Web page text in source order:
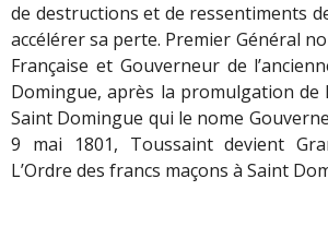
de destructions et de ressentiments
accélérer sa perte. Premier Général
Française et Gouverneur de
Domingue, après la promulgation de
Saint Domingue qui le nome
9 mai 1801, Toussaint devient
L’Ordre des francs maçons à Saint